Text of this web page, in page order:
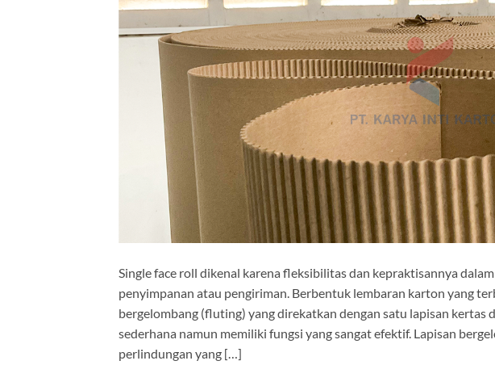
Single face roll dikenal karena fleksibilitas dan kepraktisannya
penyimpanan atau pengiriman. Berbentuk lembaran karton yang
bergelombang (fluting) yang direkatkan dengan satu lapisan kertas
sederhana namun memiliki fungsi yang sangat efektif. Lapisan
perlindungan yang […]